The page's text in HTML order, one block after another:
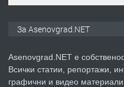
За Asenovgrad.NET
Asenovgrad.NET е
Всички статии, репортажи,
графични и видео